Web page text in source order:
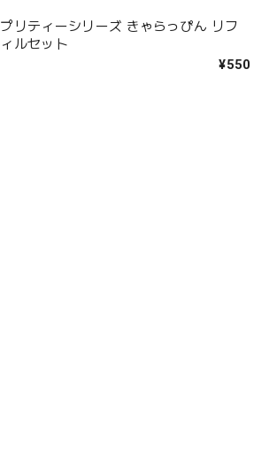
プリティーシリーズ きゃらっぴん リフ
ィルセット
¥550